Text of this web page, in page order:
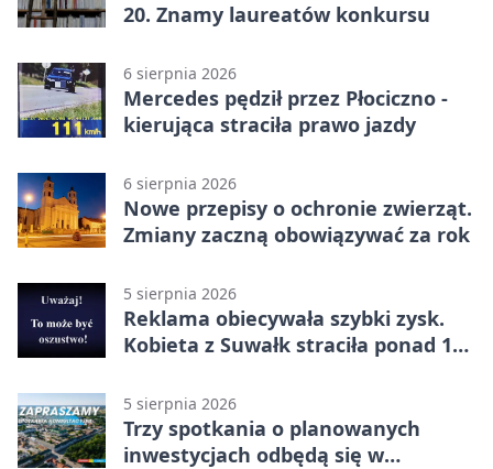
20. Znamy laureatów konkursu
6 sierpnia 2026
Mercedes pędził przez Płociczno -
kierująca straciła prawo jazdy
6 sierpnia 2026
Nowe przepisy o ochronie zwierząt.
Zmiany zaczną obowiązywać za rok
5 sierpnia 2026
Reklama obiecywała szybki zysk.
Kobieta z Suwałk straciła ponad 190
5 sierpnia 2026
Trzy spotkania o planowanych
inwestycjach odbędą się w